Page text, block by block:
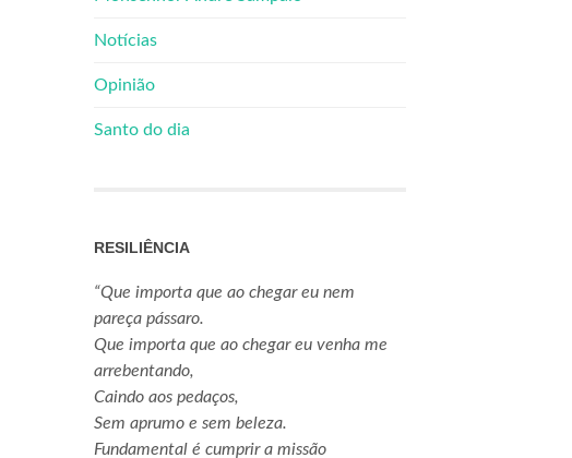
Notícias
Opinião
Santo do dia
RESILIÊNCIA
“Que importa que ao chegar eu nem
pareça pássaro.
Que importa que ao chegar eu venha me
arrebentando,
Caindo aos pedaços,
Sem aprumo e sem beleza.
Fundamental é cumprir a missão